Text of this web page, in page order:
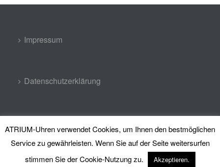
Impressum
Datenschutzerklärung
ATRIUM-Uhren verwendet Cookies, um Ihnen den bestmöglichen
Service zu gewährleisten. Wenn Sie auf der Seite weitersurfen
stimmen Sie der Cookie-Nutzung zu.
Akzeptieren.